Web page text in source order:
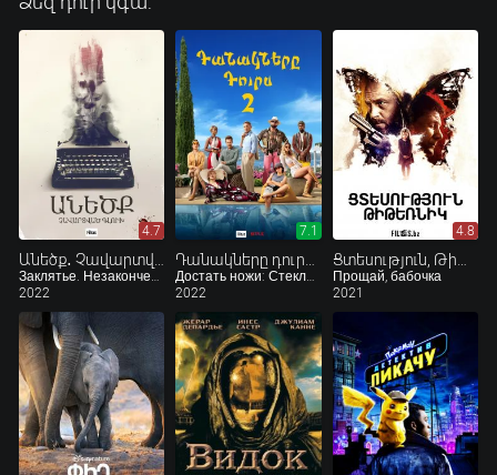
4.7
Заклятье. Незаконченная глава
2022
7.1
Достать ножи: Стеклянная луковица
2022
4.8
Прощай, бабочка
2021